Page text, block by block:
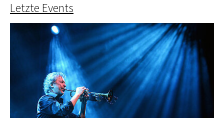
Letzte Events